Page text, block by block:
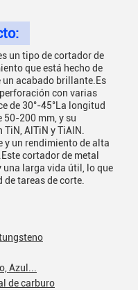
un tipo de cortador de
que está hecho de
un acabado brillante.Es
con varias
de 30°-45°La longitud
50-200 mm, y su
AlTiN y TiAIN.
y un rendimiento de alta
cortador de metal
una larga vida útil, lo que
tareas de corte.
Azul...
de carburo